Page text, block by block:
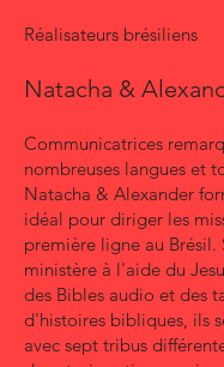
Réalisateurs brésiliens
Natacha &
Communicatrices
nombreuses langues et
Natacha & Alexander
idéal pour diriger les
première ligne au Brésil.
ministère à l'aide du
des Bibles audio et des
d'histoires bibliques, ils
avec sept tribus